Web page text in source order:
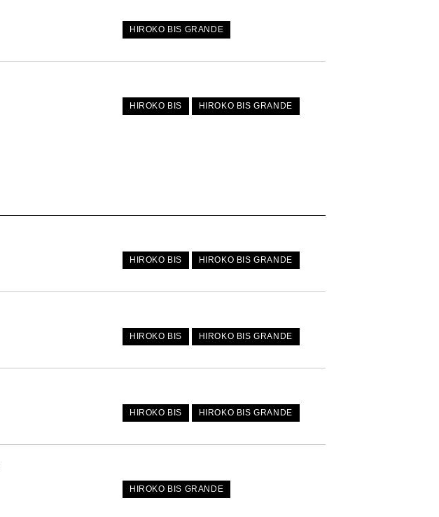
HIROKO BIS GRANDE
HIROKO BIS HIROKO BIS GRANDE
HIROKO BIS HIROKO BIS GRANDE
HIROKO BIS HIROKO BIS GRANDE
HIROKO BIS HIROKO BIS GRANDE
HIROKO BIS GRANDE